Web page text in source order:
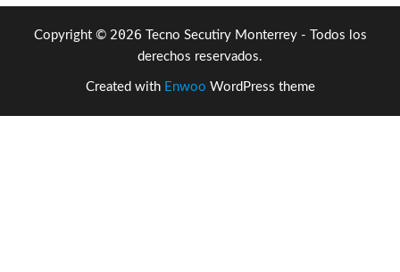
Copyright © 2026 Tecno Secutiry Monterrey - Todos los
derechos reservados.
Created with Enwoo WordPress theme